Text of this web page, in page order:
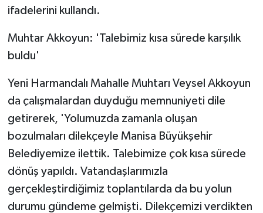
ifadelerini kullandı.
Muhtar Akkoyun: 'Talebimiz kısa sürede karşılık
buldu'
Yeni Harmandalı Mahalle Muhtarı Veysel Akkoyun
da çalışmalardan duyduğu memnuniyeti dile
getirerek, 'Yolumuzda zamanla oluşan
bozulmaları dilekçeyle Manisa Büyükşehir
Belediyemize ilettik. Talebimize çok kısa sürede
dönüş yapıldı. Vatandaşlarımızla
gerçekleştirdiğimiz toplantılarda da bu yolun
durumu gündeme gelmişti. Dilekçemizi verdikten